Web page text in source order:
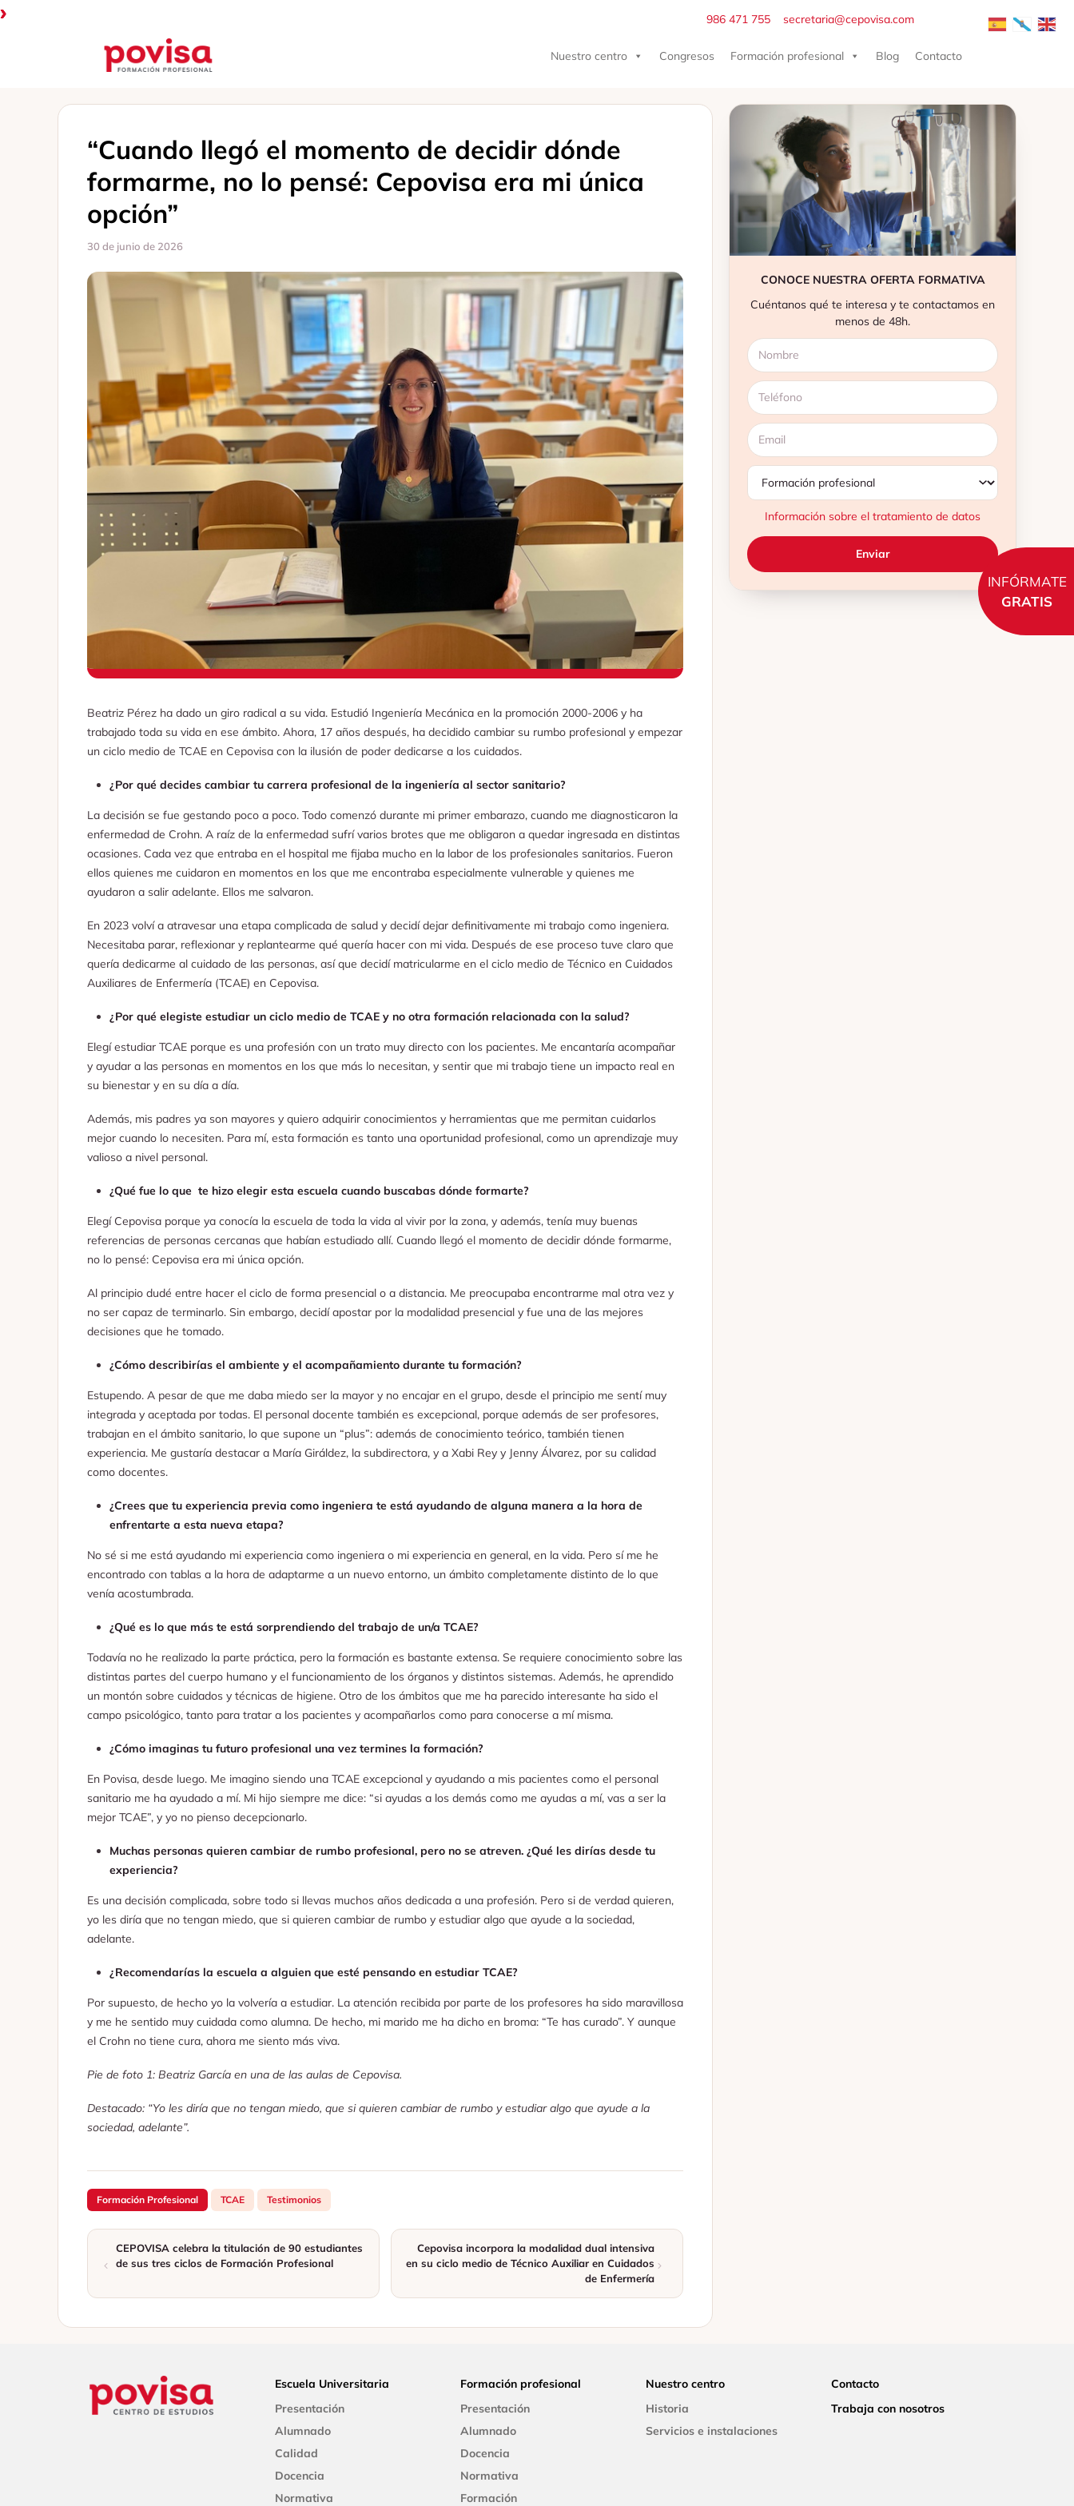
INFÓRMATE
GRATIS
Saltar
Nuestro centro
Congresos Formación profesional Blog Contacto
986 471 755 secretaria@cepovisa.com
“Cuando llegó el momento de decidir dónde
formarme, no lo pensé: Cepovisa era mi única
opción”
30 de junio de 2026
Beatriz Pérez ha dado un giro radical a su vida. Estudió Ingeniería Mecánica en la promoción 2000-2006 y ha
trabajado toda su vida en ese ámbito. Ahora, 17 años después, ha decidido cambiar su rumbo profesional y empezar
un ciclo medio de TCAE en Cepovisa con la ilusión de poder dedicarse a los cuidados.
¿Por qué decides cambiar tu carrera profesional de la ingeniería al sector sanitario?
La decisión se fue gestando poco a poco. Todo comenzó durante mi primer embarazo, cuando me diagnosticaron la
enfermedad de Crohn. A raíz de la enfermedad sufrí varios brotes que me obligaron a quedar ingresada en distintas
ocasiones. Cada vez que entraba en el hospital me fijaba mucho en la labor de los profesionales sanitarios. Fueron
ellos quienes me cuidaron en momentos en los que me encontraba especialmente vulnerable y quienes me
ayudaron a salir adelante. Ellos me salvaron.
En 2023 volví a atravesar una etapa complicada de salud y decidí dejar definitivamente mi trabajo como ingeniera.
Necesitaba parar, reflexionar y replantearme qué quería hacer con mi vida. Después de ese proceso tuve claro que
quería dedicarme al cuidado de las personas, así que decidí matricularme en el ciclo medio de Técnico en Cuidados
Auxiliares de Enfermería (TCAE) en Cepovisa.
¿Por qué elegiste estudiar un ciclo medio de TCAE y no otra formación relacionada con la salud?
Elegí estudiar TCAE porque es una profesión con un trato muy directo con los pacientes. Me encantaría acompañar
y ayudar a las personas en momentos en los que más lo necesitan, y sentir que mi trabajo tiene un impacto real en
su bienestar y en su día a día.
Además, mis padres ya son mayores y quiero adquirir conocimientos y herramientas que me permitan cuidarlos
mejor cuando lo necesiten. Para mí, esta formación es tanto una oportunidad profesional, como un aprendizaje muy
valioso a nivel personal.
¿Qué fue lo que te hizo elegir esta escuela cuando buscabas dónde formarte?
Elegí Cepovisa porque ya conocía la escuela de toda la vida al vivir por la zona, y además, tenía muy buenas
referencias de personas cercanas que habían estudiado allí. Cuando llegó el momento de decidir dónde formarme,
no lo pensé: Cepovisa era mi única opción.
Al principio dudé entre hacer el ciclo de forma presencial o a distancia. Me preocupaba encontrarme mal otra vez y
no ser capaz de terminarlo. Sin embargo, decidí apostar por la modalidad presencial y fue una de las mejores
decisiones que he tomado.
¿Cómo describirías el ambiente y el acompañamiento durante tu formación?
Estupendo. A pesar de que me daba miedo ser la mayor y no encajar en el grupo, desde el principio me sentí muy
integrada y aceptada por todas. El personal docente también es excepcional, porque además de ser profesores,
trabajan en el ámbito sanitario, lo que supone un “plus”: además de conocimiento teórico, también tienen
experiencia. Me gustaría destacar a María Giráldez, la subdirectora, y a Xabi Rey y Jenny Álvarez, por su calidad
como docentes.
¿Crees que tu experiencia previa como ingeniera te está ayudando de alguna manera a la hora de
enfrentarte a esta nueva etapa?
No sé si me está ayudando mi experiencia como ingeniera o mi experiencia en general, en la vida. Pero sí me he
encontrado con tablas a la hora de adaptarme a un nuevo entorno, un ámbito completamente distinto de lo que
venía acostumbrada.
¿Qué es lo que más te está sorprendiendo del trabajo de un/a TCAE?
Todavía no he realizado la parte práctica, pero la formación es bastante extensa. Se requiere conocimiento sobre las
distintas partes del cuerpo humano y el funcionamiento de los órganos y distintos sistemas. Además, he aprendido
un montón sobre cuidados y técnicas de higiene. Otro de los ámbitos que me ha parecido interesante ha sido el
campo psicológico, tanto para tratar a los pacientes y acompañarlos como para conocerse a mí misma.
¿Cómo imaginas tu futuro profesional una vez termines la formación?
En Povisa, desde luego. Me imagino siendo una TCAE excepcional y ayudando a mis pacientes como el personal
sanitario me ha ayudado a mí. Mi hijo siempre me dice: “si ayudas a los demás como me ayudas a mí, vas a ser la
mejor TCAE”, y yo no pienso decepcionarlo.
Muchas personas quieren cambiar de rumbo profesional, pero no se atreven. ¿Qué les dirías desde tu
experiencia?
Es una decisión complicada, sobre todo si llevas muchos años dedicada a una profesión. Pero si de verdad quieren,
yo les diría que no tengan miedo, que si quieren cambiar de rumbo y estudiar algo que ayude a la sociedad,
adelante.
¿Recomendarías la escuela a alguien que esté pensando en estudiar TCAE?
Por supuesto, de hecho yo la volvería a estudiar. La atención recibida por parte de los profesores ha sido maravillosa
y me he sentido muy cuidada como alumna. De hecho, mi marido me ha dicho en broma: “Te has curado”. Y aunque
el Crohn no tiene cura, ahora me siento más viva.
Pie de foto 1: Beatriz García en una de las aulas de Cepovisa.
Destacado: “Yo les diría que no tengan miedo, que si quieren cambiar de rumbo y estudiar algo que ayude a la
sociedad, adelante”.
Formación Profesional TCAE Testimonios
CEPOVISA celebra la titulación de 90 estudiantes
de sus tres ciclos de Formación Profesional
Cepovisa incorpora la modalidad dual intensiva
en su ciclo medio de Técnico Auxiliar en Cuidados
de Enfermería
CONOCE NUESTRA OFERTA FORMATIVA
Cuéntanos qué te interesa y te contactamos en
menos de 48h.
Información sobre el tratamiento de datos
Escuela Universitaria
Presentación
Alumnado
Calidad
Docencia
Normativa
Formación profesional
Presentación
Alumnado
Docencia
Normativa
Formación
Nuestro centro
Historia
Servicios e instalaciones
Contacto
Trabaja con nosotros